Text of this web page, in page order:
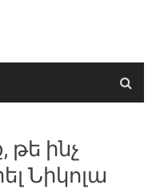
թե ինչ
Նիկոլա